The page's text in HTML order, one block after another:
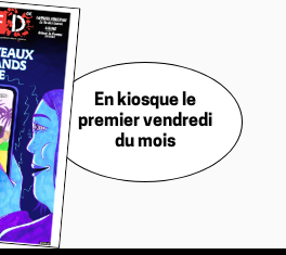
En kiosque le
premier vendredi
du mois